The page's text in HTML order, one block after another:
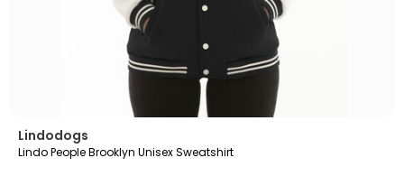
Lindodogs
Lindo People Brooklyn Unisex Sweatshirt